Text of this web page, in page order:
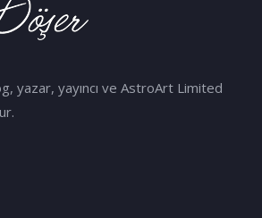
yazar, yayıncı ve AstroArt Limited